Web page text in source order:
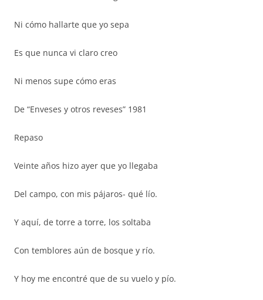
Ni cómo hallarte que yo sepa
Es que nunca vi claro creo
Ni menos supe cómo eras
De “Enveses y otros reveses” 1981
Repaso
Veinte años hizo ayer que yo llegaba
Del campo, con mis pájaros- qué lío.
Y aquí, de torre a torre, los soltaba
Con temblores aún de bosque y río.
Y hoy me encontré que de su vuelo y pío.